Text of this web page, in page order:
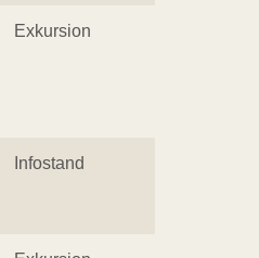
Exkursion
Infostand